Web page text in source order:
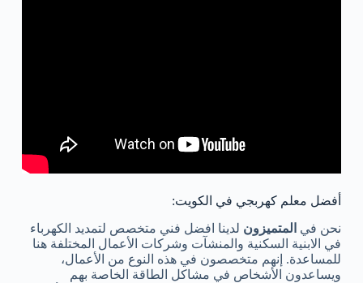
أفضل معلم كهربجي في الكويت:
نحن في المتميزون لدينا افضل فني متخصص لتمديد الكهرباء
في الابنية السكنية والمنشآت وشركات الأعمال المختلفة هنا
للمساعدة. إنهم متخصصون في هذه النوع من الأعمال،
ويساعدون الأشخاص في مشاكل الطاقة الخاصة بهم